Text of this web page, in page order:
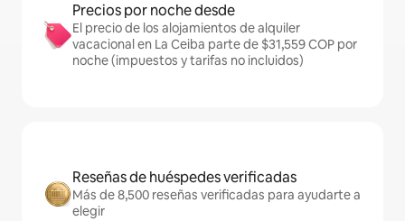
Precios por noche desde
El precio de los alojamientos de alquiler
vacacional en La Ceiba parte de $31,559 COP por
noche (impuestos y tarifas no incluidos)
Reseñas de huéspedes verificadas
Más de 8,500 reseñas verificadas para ayudarte a
elegir